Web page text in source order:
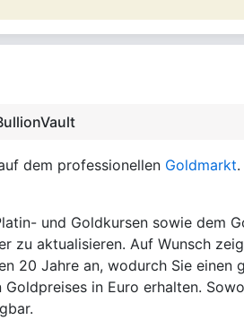
dem professionellen Goldmarkt
und Goldkursen sowie dem
zu aktualisieren. Auf Wunsch
20 Jahre an, wodurch Sie einen
in Euro erhalten.